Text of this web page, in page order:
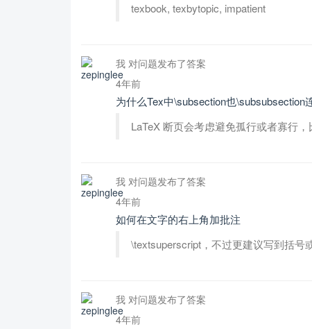
texbook, texbytopic, impatient
我 对问题发布了答案
4年前
为什么Tex中\subsection也\subsubsection
LaTeX 断页会考虑避免孤行或者寡行
我 对问题发布了答案
4年前
如何在文字的右上角加批注
\textsuperscript，不过更建议写到括号
我 对问题发布了答案
4年前